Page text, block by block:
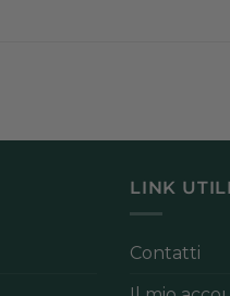
LINK UTILI
Contatti